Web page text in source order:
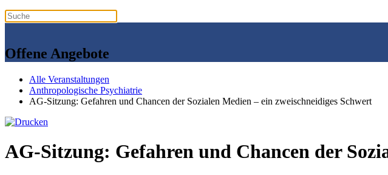
Offene Angebote
Alle Veranstaltungen
Anthropologische Psychiatrie
AG-Sitzung: Gefahren und Chancen der Sozialen Medien – ein zweischneidiges Schwert
AG-Sitzung: Gefahren und Chancen der